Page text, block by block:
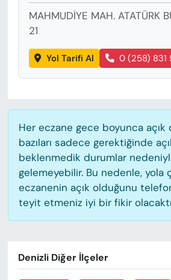
MAHMUDİYE MAH. ATATÜRK
21
Yol Tarifi Al 0 (258) 831
Her eczane gece boyunca açık
bazıları sadece gerektiğinde
beklenmedik durumlar
gelemeyebilir. Bu nedenle, yola
eczanenin açık olduğunu telefon
teyit etmeniz iyi bir fikir
Denizli Diğer İlçeler
ÖZEL HABER
YAZAR KÖŞESİ
SİYASET